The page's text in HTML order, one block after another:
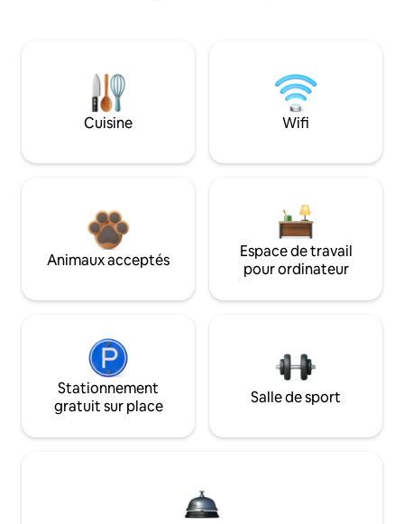
Cuisine Wifi
Animaux acceptés
Espace de travail
pour ordinateur
Stationnement
gratuit sur place
Salle de sport